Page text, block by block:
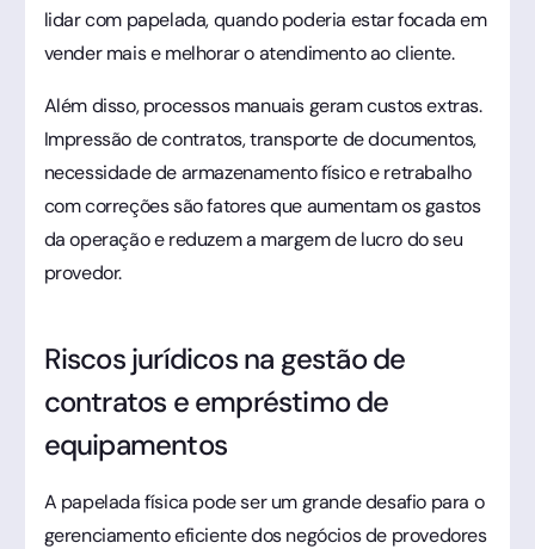
lidar com papelada, quando poderia estar focada em
vender mais e melhorar o atendimento ao cliente.
Além disso, processos manuais geram custos extras.
Impressão de contratos, transporte de documentos,
necessidade de armazenamento físico e retrabalho
com correções são fatores que aumentam os gastos
da operação e reduzem a margem de lucro do seu
provedor.
Riscos jurídicos na gestão de
contratos e empréstimo de
equipamentos
A papelada física pode ser um grande desafio para o
gerenciamento eficiente dos negócios de provedores